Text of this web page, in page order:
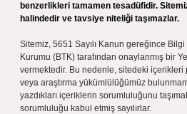
benzerlikleri tamamen tesadüfidir.
halindedir ve tavsiye niteliği taşımazlar.
Sitemiz, 5651 Sayılı Kanun gereğince
Kurumu (BTK) tarafından onaylanmış bir
vermektedir. Bu nedenle, sitedeki içerikleri
veya araştırma yükümlülüğümüz
yazdıkları içeriklerin sorumluluğunu
sorumluluğu kabul etmiş sayılırlar.